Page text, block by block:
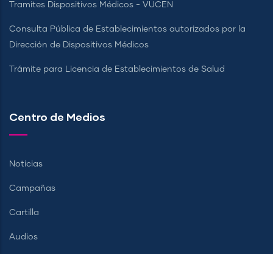
Tramites Dispositivos Médicos - VUCEN
Consulta Pública de Establecimientos autorizados por la
Dirección de Dispositivos Médicos
Trámite para Licencia de Establecimientos de Salud
Centro de Medios
Noticias
Campañas
Cartilla
Audios